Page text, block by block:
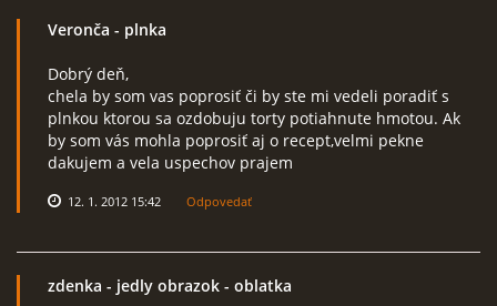
Veronča - plnka
Dobrý deň,
chela by som vas poprosiť či by ste mi vedeli poradiť s
plnkou ktorou sa ozdobuju torty potiahnute hmotou. Ak
by som vás mohla poprosiť aj o recept,velmi pekne
dakujem a vela uspechov prajem
12. 1. 2012 15:42 Odpovedať
zdenka - jedly obrazok - oblatka